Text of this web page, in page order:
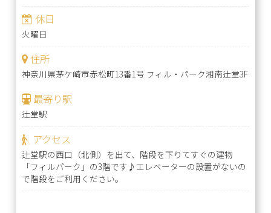
休日
火曜日
住所
神奈川県茅ケ崎市赤松町13番1号 フィル・パーク湘南辻堂3F
最寄り駅
辻堂駅
アクセス
辻堂駅の西口（北側）を出て、階段を下りてすぐの建物
「フィルパーク」の3階です♪エレベーターの設置がないの
で階段をご利用ください。